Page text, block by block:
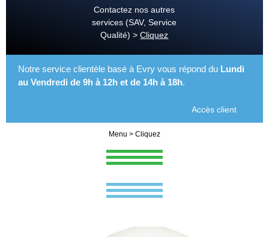
Contactez nos autres
services (SAV, Service
Qualité) >Cliquez
Notre service clientèle basé à Evry vous répond du Lundi
au Vendredi de 9h à 12h et de 14h à 18h.
Accès client
Menu > Cliquez